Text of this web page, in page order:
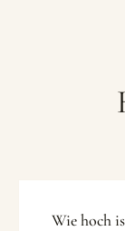
Wie hoch